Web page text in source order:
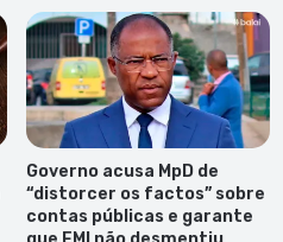
Governo acusa MpD de
“distorcer os factos” sobre
contas públicas e garante